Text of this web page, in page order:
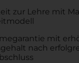
zur Lehre mit
mit
nach